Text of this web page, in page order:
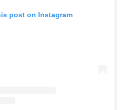
post on Instagram